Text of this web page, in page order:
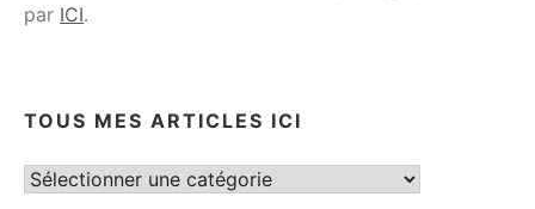
par ICI.
TOUS MES ARTICLES ICI
Tous